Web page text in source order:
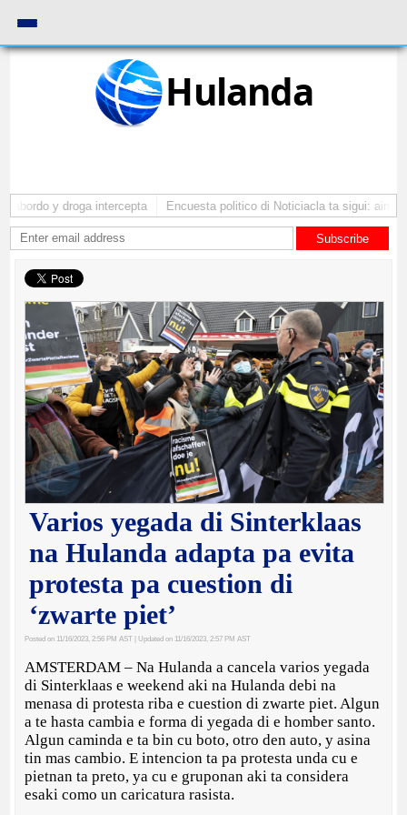
Hulanda
abordo y droga intercepta Encuesta politico di Noticiacla ta sigui: ainda
Subscribe
Varios yegada di Sinterklaas
na Hulanda adapta pa evita
protesta pa cuestion di
‘zwarte piet’
Posted on 11/16/2023, 2:56 PM AST | Updated on 11/16/2023, 2:57 PM AST
AMSTERDAM – Na Hulanda a cancela varios yegada
di Sinterklaas e weekend aki na Hulanda debi na
menasa di protesta riba e cuestion di zwarte piet. Algun
a te hasta cambia e forma di yegada di e homber santo.
Algun caminda e ta bin cu boto, otro den auto, y asina
tin mas cambio. E intencion ta pa protesta unda cu e
pietnan ta preto, ya cu e gruponan aki ta considera
esaki como un caricatura rasista.